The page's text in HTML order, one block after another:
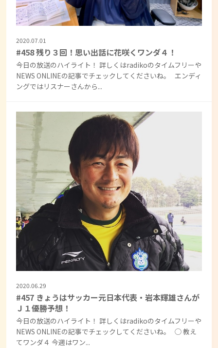
2020.07.01
#458 残り３回！思い出話に花咲くワンダ４！
今日の放送のハイライト！ 詳しくはradikoのタイムフリーや
NEWS ONLINEの記事でチェックしてくださいね。 エンディ
ングではリスナーさんから...
2020.06.29
#457 きょうはサッカー元日本代表・岩本輝雄さんが
Ｊ１優勝予想！
今日の放送のハイライト！ 詳しくはradikoのタイムフリーや
NEWS ONLINEの記事でチェックしてくださいね。 ◯ 教え
てワンダ４ 今週はワン...